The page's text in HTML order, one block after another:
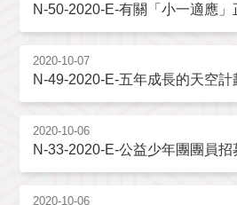
N-50-2020-E-有關「小一適應
2020-10-07
N-49-2020-E-五年成長的天空計
2020-10-06
N-33-2020-E-公益少年團團員招
2020-10-06